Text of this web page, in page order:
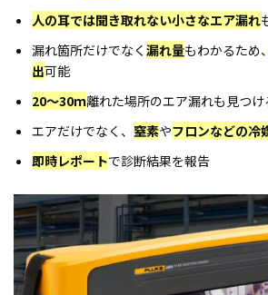
人の耳では聞き取れない小さなエア漏れ
漏れ箇所だけでなく 漏れ量もわかるため、
出可能
20～30ｍ離れた場所のエア漏れも見つ
エアだけでなく、 窒素やフロンなどの冷
即時レポートで診断結果を報告